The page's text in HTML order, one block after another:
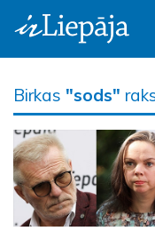
Birkas "sods"